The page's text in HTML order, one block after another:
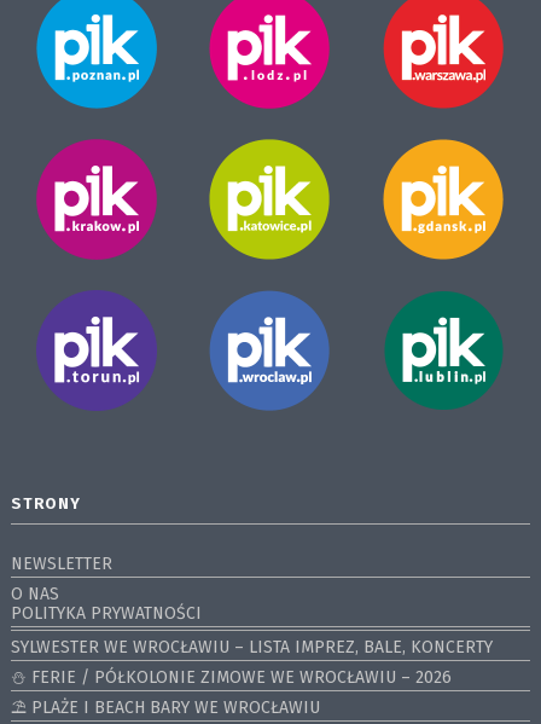
STRONY
NEWSLETTER
O NAS
POLITYKA PRYWATNOŚCI
SYLWESTER WE WROCŁAWIU – LISTA IMPREZ, BALE, KONCERTY
⛄️ FERIE / PÓŁKOLONIE ZIMOWE WE WROCŁAWIU – 2026
⛱️ PLAŻE I BEACH BARY WE WROCŁAWIU